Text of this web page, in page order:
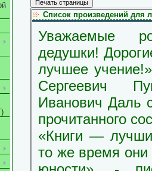
Список произведений для
Уважаемые
дедушки!
лучшее
Сергеевич
Иванович Даль
прочитанного
«Книги —
то же время